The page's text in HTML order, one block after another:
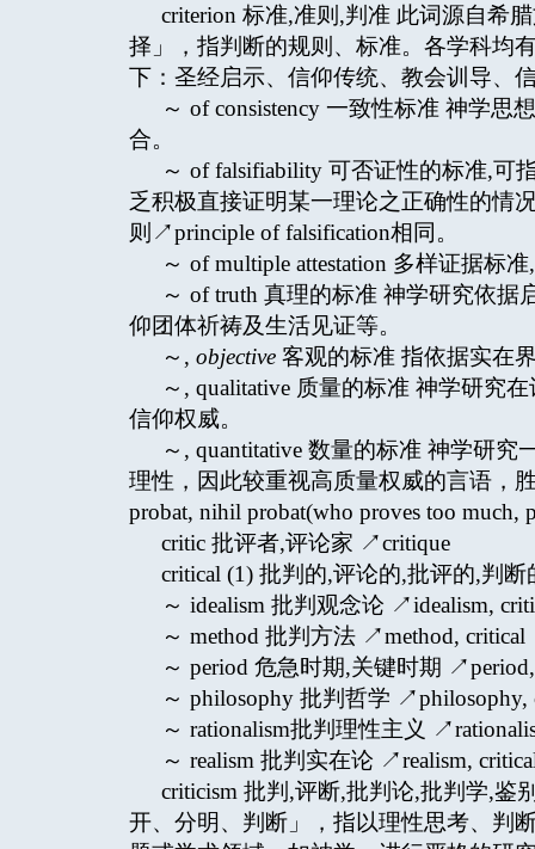
criterion 标准,准则,判准 此词源自希
择」，指判断的规则、标准。各学科均
下：圣经启示、信仰传统、教会训导、
～ of consistency 一致性标准 神学
合。
～ of falsifiability 可否证性的标准,可
乏积极直接证明某一理论之正确性的情
则↗principle of falsification相同。
～ of multiple attestation 多样证据标
～ of truth 真理的标准 神学研究依
仰团体祈祷及生活见证等。
～, objective 客观的标准 指依据实在
～, qualitative 质量的标准 神学研究
信仰权威。
～, quantitative 数量的标准 神学研
理性，因此较重视高质量权威的言语，
probat, nihil probat(who proves too
critic 批评者,评论家 ↗critique
critical (1) 批判的,评论的,批评的,判
～ idealism 批判观念论 ↗idealism,
～ method 批判方法 ↗method, critical
～ period 危急时期,关键时期
～ philosophy 批判哲学
～ rationalism批判理性主义
～ realism 批判实在论 ↗realism,
criticism 批判,评断,批判论,批判学,鉴
开、分明、判断」，指以理性思考、判